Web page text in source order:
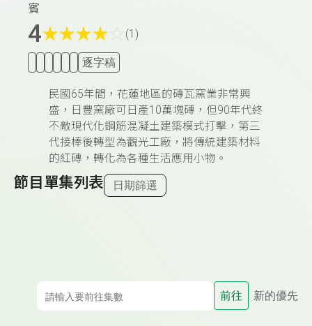
賓
4★★★★ (1)
逐字稿
民國65年間，花蓮地區的磚瓦窯業非常興
盛，日豐窯廠可日產10萬塊磚，但90年代終
不敵現代化鋼筋混凝土建築模式打擊，第三
代接棒後轉型為觀光工廠，將傳統建築材料
的紅磚，轉化為各種生活應用小物。
節目單集列表 日期篩選
前往 新的優先